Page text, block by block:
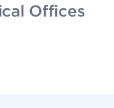
Offices